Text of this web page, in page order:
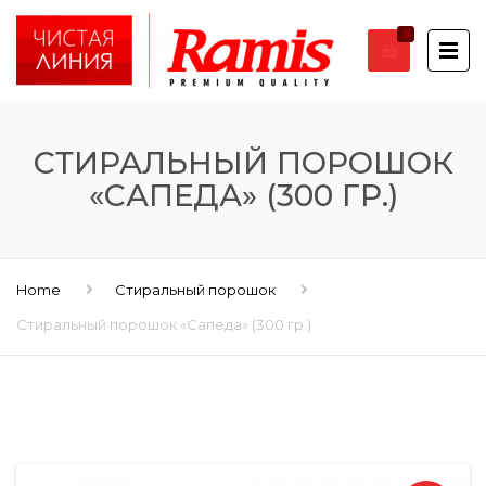
0
СТИРАЛЬНЫЙ ПОРОШОК
«САПЕДА» (300 ГР.)
Home
Стиральный порошок
Стиральный порошок «Сапеда» (300 гр.)